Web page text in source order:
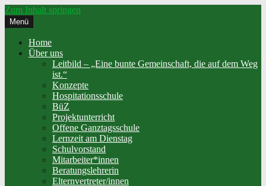
Zum Inhalt springen
Menü
Home
Über uns
Leitbild – „Eine bunte Gemeinschaft, die auf dem Weg
ist.“
Konzepte
Hospitationsschule
BüZ
Projektunterricht
Offene Ganztagsschule
Lernzeit am Dienstag
Schulvorstand
Mitarbeiter*innen
Beratungslehrerin
Elternvertreter/innen